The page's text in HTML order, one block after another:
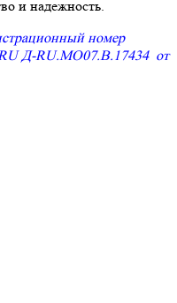
и надежность.
номер
RU Д-RU.МО07.В.17434 от